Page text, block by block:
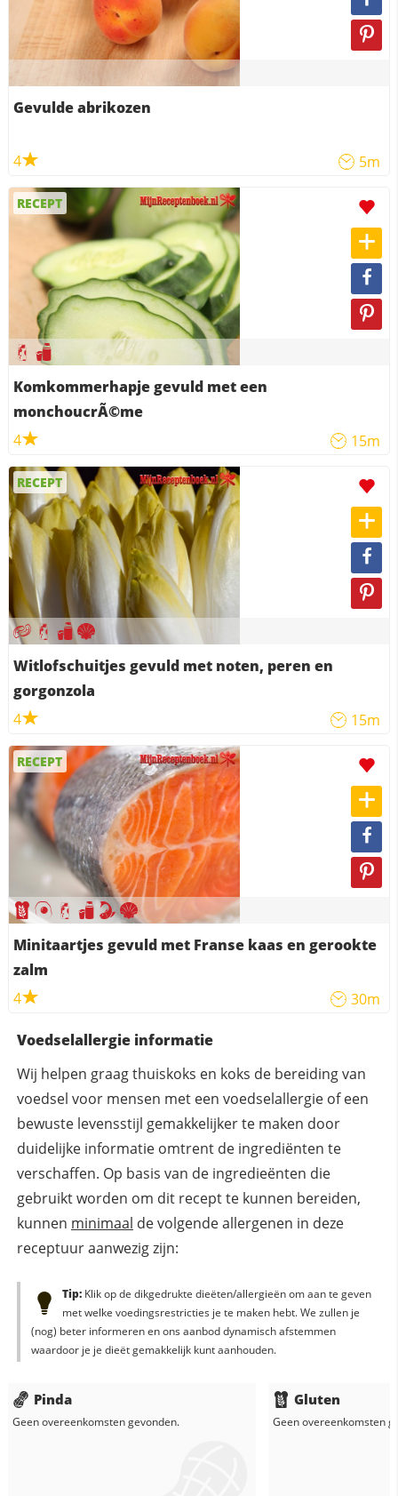
Gevulde abrikozen
4 5m
RECEPT
Komkommerhapje gevuld met een
monchoucrÃ©me
4
15m
RECEPT
Witlofschuitjes gevuld met noten, peren en
gorgonzola
4
15m
RECEPT
Minitaartjes gevuld met Franse kaas en gerookte
zalm
4
30m
Voedselallergie informatie
Wij helpen graag thuiskoks en koks de bereiding van
voedsel voor mensen met een voedselallergie of een
bewuste levensstijl gemakkelijker te maken door
duidelijke informatie omtrent de ingrediënten te
verschaffen. Op basis van de ingredieënten die
gebruikt worden om dit recept te kunnen bereiden,
kunnen minimaal de volgende allergenen in deze
receptuur aanwezig zijn:
Tip:Klik op de dikgedrukte dieëten/allergieën om aan te geven
met welke voedingsrestricties je te maken hebt. We zullen je
(nog) beter informeren en ons aanbod dynamisch afstemmen
waardoor je je dieët gemakkelijk kunt aanhouden.
Pinda
Geen overeenkomsten gevonden.
Gluten
Geen overeenkomsten